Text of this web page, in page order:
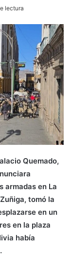
lectura
Quemado,
armadas en La
tomó la
en un
en la plaza
había